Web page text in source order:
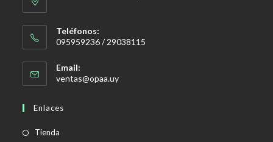
Teléfonos:
095959236 / 29038115
Email:
ventas@opaa.uySe
Enlaces
Tienda